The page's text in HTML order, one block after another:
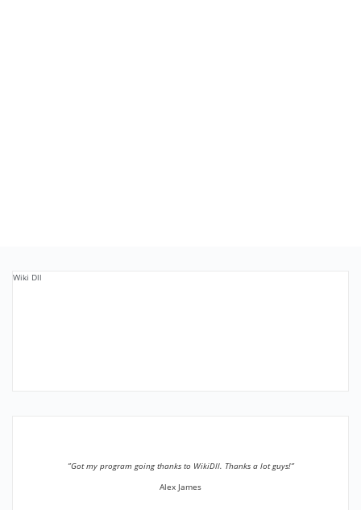
Wiki Dll
”Got my program going thanks to WikiDll. Thanks a lot guys!”
Alex James